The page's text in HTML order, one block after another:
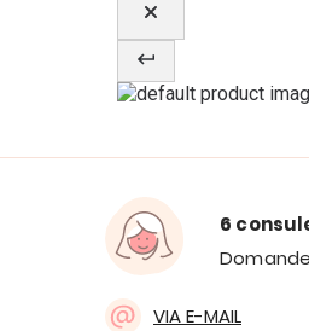
6
VIA E-MAIL